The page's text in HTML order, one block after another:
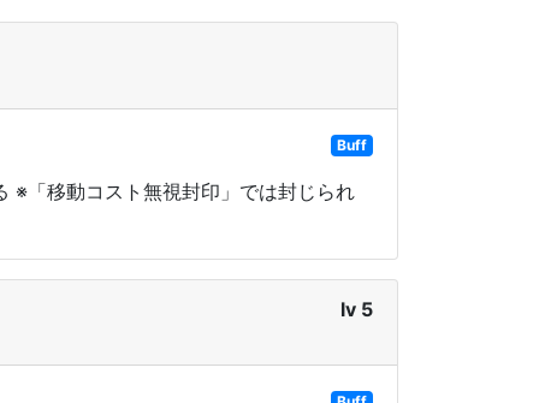
Buff
※「移動コスト無視封印」では封じられ
lv 5